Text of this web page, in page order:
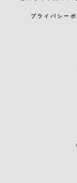
プライバシー